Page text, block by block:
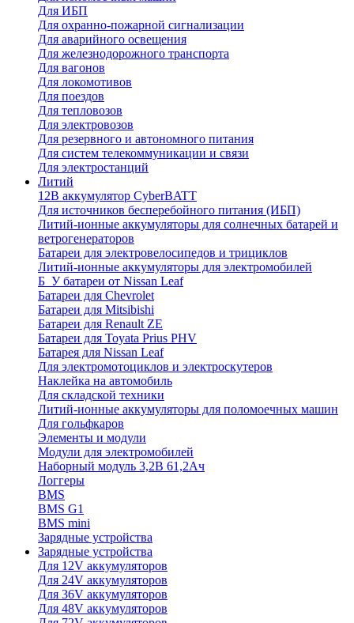
Для ИБП
Для охранно-пожарной сигнализации
Для аварийного освещения
Для железнодорожного транспорта
Для вагонов
Для локомотивов
Для поездов
Для тепловозов
Для электровозов
Для резервного и автономного питания
Для систем телекоммуникации и связи
Для электростанций
Литий
12В аккумулятор CyberBATT
Для источников бесперебойного питания (ИБП)
Литий-ионные аккумуляторы для солнечных батарей и
ветрогенераторов
Батареи для электровелосипедов и трициклов
Литий-ионные аккумуляторы для электромобилей
Б_У батареи от Nissan Leaf
Батареи для Chevrolet
Батареи для Mitsibishi
Батареи для Renault ZE
Батареи для Toyata Prius PHV
Батарея для Nissan Leaf
Для электромотоциклов и электроскутеров
Наклейка на автомобиль
Для складской техники
Литий-ионные аккумуляторы для поломоечных машин
Для гольфкаров
Элементы и модули
Модули для электромобилей
Наборный модуль 3,2В 61,2Ач
Логгеры
BMS
BMS G1
BMS mini
Зарядные устройства
Зарядные устройства
Для 12V аккумуляторов
Для 24V аккумуляторов
Для 36V аккумуляторов
Для 48V аккумуляторов